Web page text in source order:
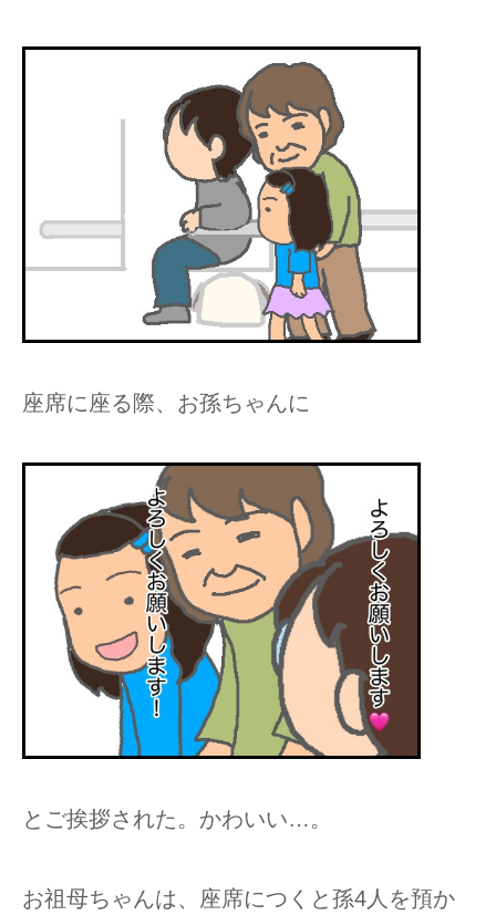
座席に座る際、お孫ちゃんに
とご挨拶された。かわいい…。
お祖母ちゃんは、座席につくと孫4人を預か